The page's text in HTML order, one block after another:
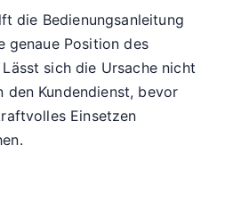
die Bedienungsanleitung
genaue Position des
sich die Ursache nicht
den Kundendienst, bevor
Einsetzen